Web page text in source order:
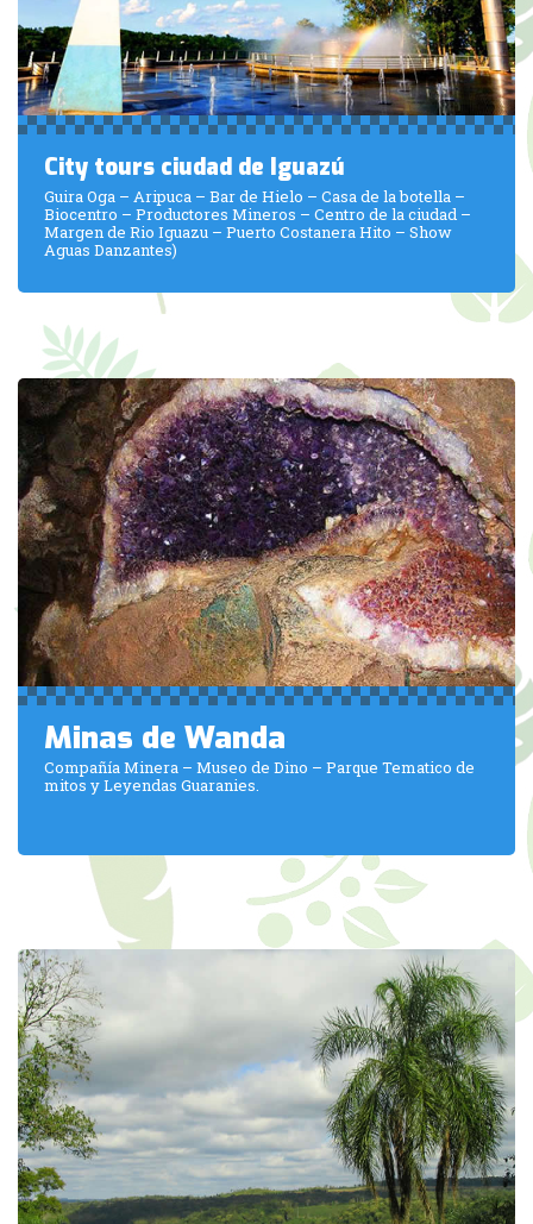
City tours ciudad de Iguazú
Guira Oga – Aripuca – Bar de Hielo – Casa de la botella –
Biocentro – Productores Mineros – Centro de la ciudad –
Margen de Rio Iguazu – Puerto Costanera Hito – Show
Aguas Danzantes)
Minas de Wanda
Compañía Minera – Museo de Dino – Parque Tematico de
mitos y Leyendas Guaranies.